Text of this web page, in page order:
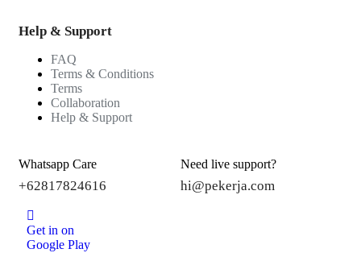
Help & Support
FAQ
Terms & Conditions
Terms
Collaboration
Help & Support
Whatsapp Care
+62817824616
Need live support?
hi@pekerja.com
Get in on
Google Play